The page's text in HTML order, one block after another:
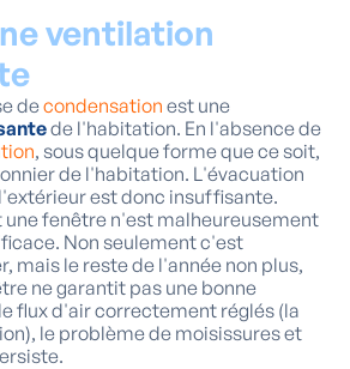
ventilation
decondensation est une
de l'habitation. En l'absence de
, sous quelque forme que ce soit,
de l'habitation. L'évacuation
est donc insuffisante.
fenêtre n'est malheureusement
Non seulement c'est
mais le reste de l'année non plus,
ne garantit pas une bonne
flux d'air correctement réglés (la
le problème de moisissures et